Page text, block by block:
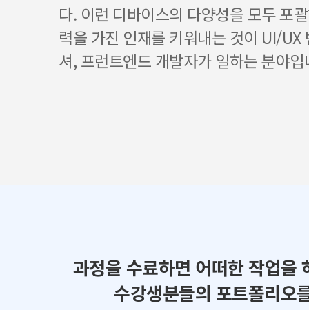
다. 이런 디바이스의 다양성을 모두 포
력을 가진 인재를 키워내는 것이 UI/UX
셔, 프런트엔드 개발자가 일하는 분야입
과정을 수료하면 어떠한 작업을
수강생분들의 포트폴리오